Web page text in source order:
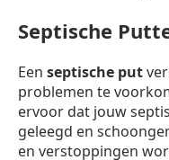
Septische
Een septische put
problemen te
ervoor dat jouw
geleegd en
en verstoppingen